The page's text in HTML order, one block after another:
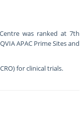
was ranked at 7th
APAC Prime Sites and
for clinical trials.